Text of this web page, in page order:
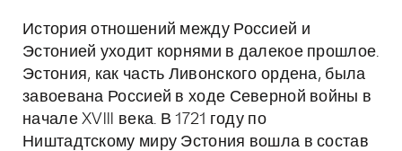
История отношений между Россией и
Эстонией уходит корнями в далекое прошлое.
Эстония, как часть Ливонского ордена, была
завоевана Россией в ходе Северной войны в
начале XVIII века. В 1721 году по
Ништадтскому миру Эстония вошла в состав